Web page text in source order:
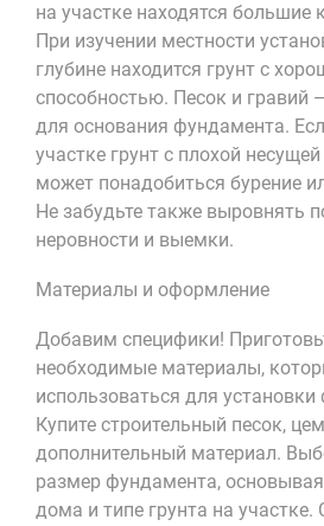
на участке находятся большие
При изучении местности
глубине находится грунт с
способностью. Песок и гравий
для основания фундамента.
участке грунт с плохой
может понадобиться бурение
Не забудьте также выровнять
неровности и выемки.
Материалы и оформление
Добавим специфики!
необходимые материалы,
использоваться для
Купите строительный песок,
дополнительный материал.
размер фундамента,
дома и типе грунта на